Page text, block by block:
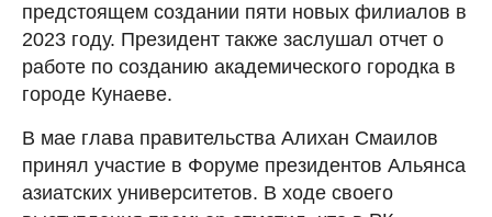
предстоящем создании пяти новых филиалов в
2023 году. Президент также заслушал отчет о
работе по созданию академического городка в
городе Кунаеве.
В мае глава правительства Алихан Смаилов
принял участие в Форуме президентов Альянса
азиатских университетов. В ходе своего